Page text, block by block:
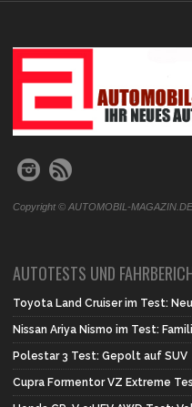
Copyright © AUTOMOBIL-
AUTOTESTS UND
Toyota Land Cruiser im Test:
Nissan Ariya Nismo im Test:
Polestar 3 Test: Gepolt auf SUV
Cupra Formentor VZ Extreme